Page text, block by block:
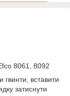
8061, 8092
гвинти, вставити
затиснути